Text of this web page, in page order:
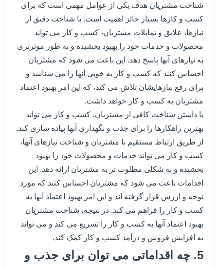
شناخت مشتریان هدف یکی از عوامل مهمی است که برای
کسب و کارها بسیار حائز اهمیت است. با شناخت دقیق از
نیازها، علایق و تمایلات مشتریان، کسب و کار می تواند
محصولات و خدمات خود را بهبود بخشیده و به طور موثرتری
به نیازهای آنها پاسخ دهد. این باعث می شود که مشتریان
احساس کنند که کسب و کار به خوبی آنها را می شناسد و
برای رفع نیازهایشان تلاش می کند، که این امر بهبود اعتماد
مشتریان به کسب و کار خواهد داشت.
با داشتن شناخت کافی از مشتریان، کسب و کار می تواند
بهترین راهکارها را برای جذب و نگهداری آنها پیاده سازی کند.
از طریق ارتباط مستقیم با مشتریان و شناخت نیازهای آنها،
کسب و کار می تواند خدمات و محصولات خود را بهبود
بخشیده و به شکلی مطلوب تر به مشتریان ارائه دهد. این
اقدامات باعث می شود که مشتریان احساس کنند که مورد
توجه و ارزش قرار گرفته اند و این امر بهبود اعتماد آنها به
کسب و کار را فراهم می کند. در نتیجه، شناخت مشتریان
بهبود اعتماد آنها به کسب و کار را تسریع می کند و می تواند
به افزایش فروش و درآمد کسب و کار کمک کند.
5. چه اقداماتی می توان برای جذب و